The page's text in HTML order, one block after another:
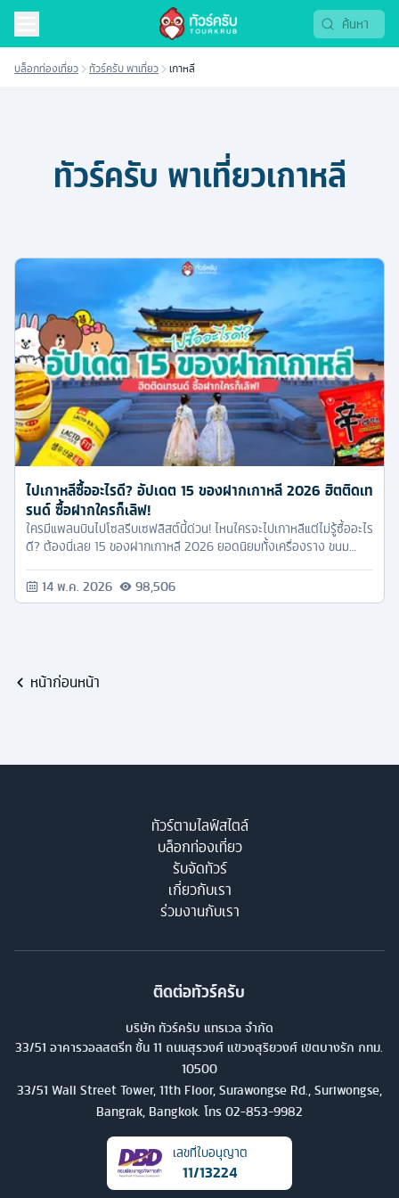
บล็อกท่องเที่ยว ทัวร์ครับ พาเที่ยว เกาหลี
ทัวร์ครับ พาเที่ยวเกาหลี
ไปเกาหลีซื้ออะไรดี? อัปเดต 15 ของฝากเกาหลี 2026 ฮิตติดเท
รนด์ ซื้อฝากใครก็เลิฟ!
ใครมีแพลนบินไปโซลรีบเซฟลิสต์นี้ด่วน! ไหนใครจะไปเกาหลีแต่ไม่รู้ซื้ออะไร
ดี? ต้องนี่เลย 15 ของฝากเกาหลี 2026 ยอดนิยมทั้งเครื่องราง ขนม
14 พ.ค. 2026 98,506
หน้าก่อนหน้า
ทัวร์ตามไลฟ์สไตล์
บล็อกท่องเที่ยว
รับจัดทัวร์
เกี่ยวกับเรา
ร่วมงานกับเรา
ติดต่อทัวร์ครับ
บริษัท ทัวร์ครับ แทรเวล จำกัด
33/51 อาคารวอลสตรีท ชั้น 11 ถนนสุรวงศ์ แขวงสุริยวงศ์ เขตบางรัก กทม.
10500
33/51 Wall Street Tower, 11th Floor, Surawongse Rd., Suriwongse,
Bangrak, Bangkok. โทร 02-853-9982
เลขที่ใบอนุญาต
11/13224